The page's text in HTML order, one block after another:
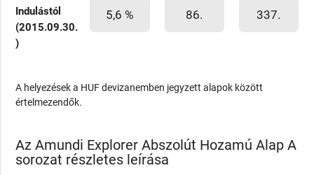
Indulástól
(2015.09.30.
)
5,6 % 86. 337.
A helyezések a HUF devizanemben jegyzett alapok között
értelmezendők.
Az Amundi Explorer Abszolút Hozamú Alap A
sorozat részletes leírása